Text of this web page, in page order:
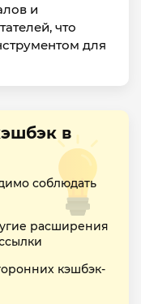
и
что
для
в
соблюдать
расширения
кэшбэк-